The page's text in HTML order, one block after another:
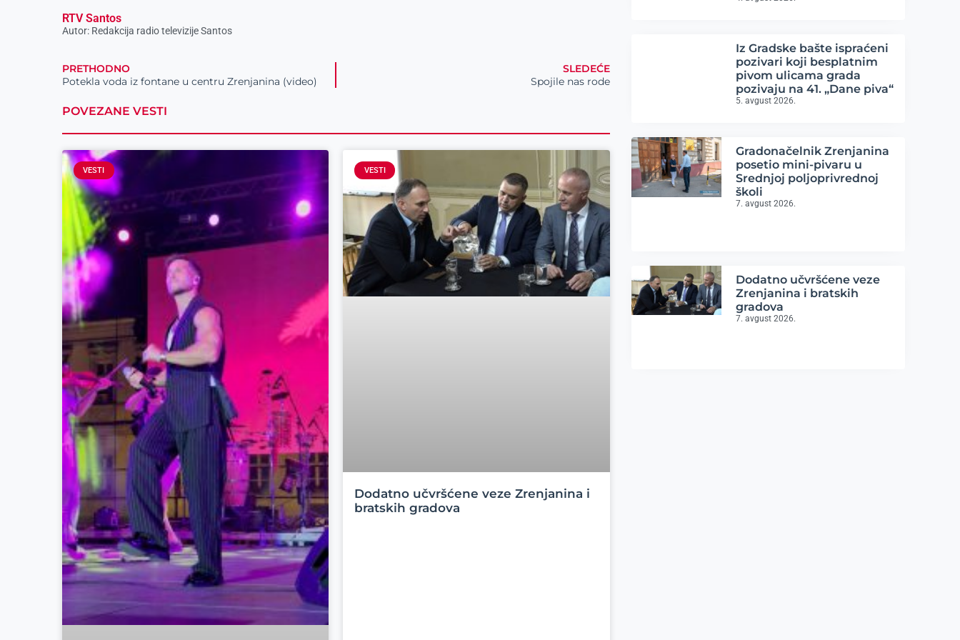
RTV Santos
Autor: Redakcija radio televizije Santos
PRETHODNO
Potekla voda iz fontane u centru Zrenjanina (video)
SLEDEĆE
Spojile nas rode
POVEZANE VESTI
VESTI VESTI
Dodatno učvršćene veze Zrenjanina i
bratskih gradova
Iz Gradske bašte ispraćeni
pozivari koji besplatnim
pivom ulicama grada
pozivaju na 41. „Dane piva“
5. avgust 2026.
Gradonačelnik Zrenjanina
posetio mini-pivaru u
Srednjoj poljoprivrednoj
školi
7. avgust 2026.
Dodatno učvršćene veze
Zrenjanina i bratskih
gradova
7. avgust 2026.